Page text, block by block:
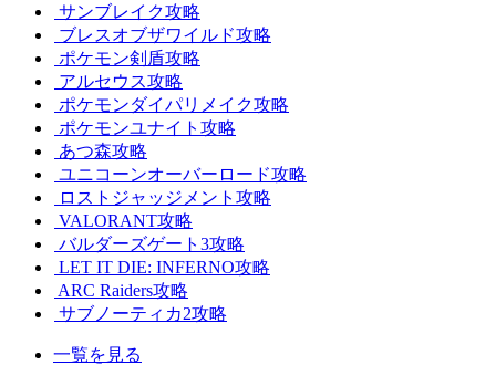
サンブレイク攻略
ブレスオブザワイルド攻略
ポケモン剣盾攻略
アルセウス攻略
ポケモンダイパリメイク攻略
ポケモンユナイト攻略
あつ森攻略
ユニコーンオーバーロード攻略
ロストジャッジメント攻略
VALORANT攻略
バルダーズゲート3攻略
LET IT DIE: INFERNO攻略
ARC Raiders攻略
サブノーティカ2攻略
一覧を見る